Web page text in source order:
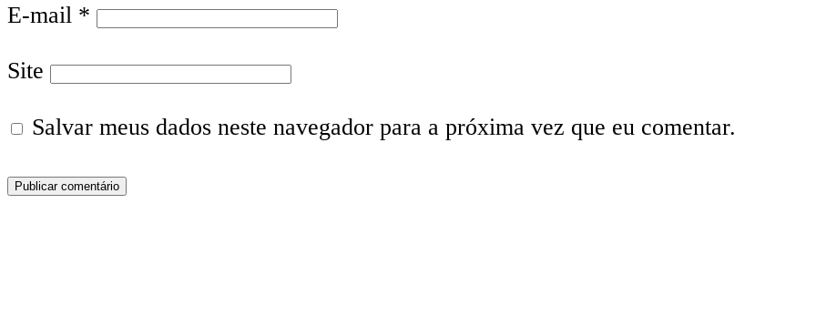
E-mail *
Site
Salvar meus dados neste navegador para a próxima vez que eu comentar.